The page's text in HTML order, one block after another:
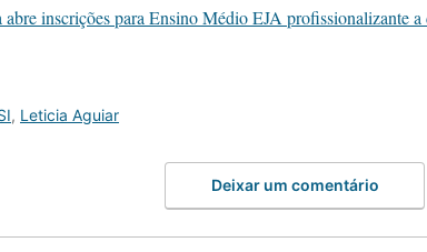
abre inscrições para Ensino Médio EJA profissionalizante a
, Leticia Aguiar
Deixar um comentário